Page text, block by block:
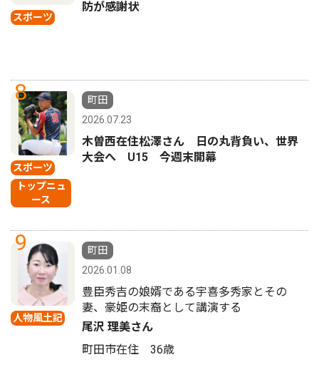
スポーツ
防が感謝状
8
スポーツ
トップニュ
ース
町田
2026.07.23
木曽西在住松澤さん 日の丸背負い、世界
大会へ U15 今週末開幕
9
人物風土記
町田
2026.01.08
豊臣秀吉の娘婿である宇喜多秀家とその
妻、豪姫の末裔として講演する
尾沢 理美さん
町田市在住 36歳